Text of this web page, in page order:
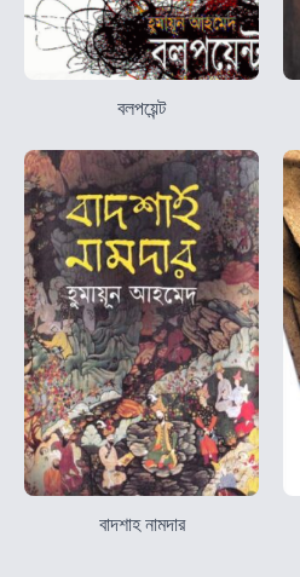
বলপয়েন্ট
বাদশাহ নামদার